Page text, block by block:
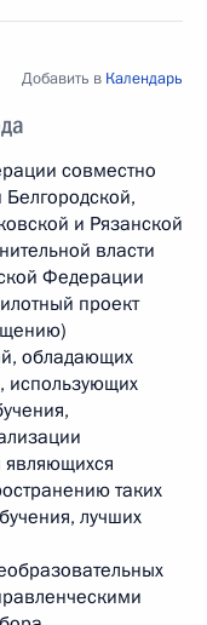
Добавить в Календарь
совместно
и Рязанской
власти
Федерации
проект
обладающих
использующих
таких
лучших